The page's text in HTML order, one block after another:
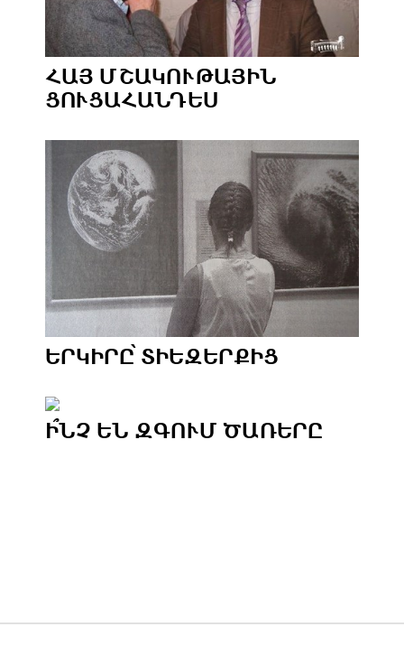
ՀԱՅ ՄՇԱԿՈՒԹԱՅԻՆ
ՑՈՒՑԱՀԱՆԴԵՍ
ԵՐԿԻՐԸ՝ ՏԻԵԶԵՐՔԻՑ
Ի՞ՆՉ ԵՆ ԶԳՈՒՄ ԾԱՌԵՐԸ